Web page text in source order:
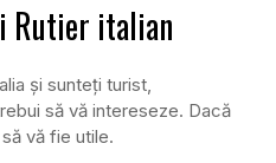
Rutier italian
şi sunteţi turist,
să vă intereseze. Dacă
vă fie utile.